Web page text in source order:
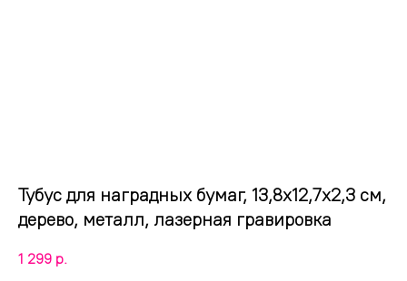
Тубус для наградных бумаг, 13,8х12,7х2,3 см,
дерево, металл, лазерная гравировка
1 299 р.